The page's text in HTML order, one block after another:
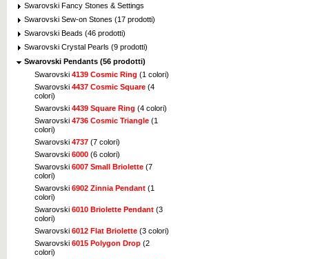
Swarovski Fancy Stones & Settings
Swarovski Sew-on Stones (17 prodotti)
Swarovski Beads (46 prodotti)
Swarovski Crystal Pearls (9 prodotti)
Swarovski Pendants (56 prodotti)
Swarovski 4139 Cosmic Ring (1 colori)
Swarovski 4437 Cosmic Square (4
colori)
Swarovski 4439 Square Ring (4 colori)
Swarovski 4736 Cosmic Triangle (1
colori)
Swarovski 4737 (7 colori)
Swarovski 6000 (6 colori)
Swarovski 6007 Small Briolette (7
colori)
Swarovski 6902 Zinnia Pendant (1
colori)
Swarovski 6010 Briolette Pendant (3
colori)
Swarovski 6012 Flat Briolette (3 colori)
Swarovski 6015 Polygon Drop (2
colori)